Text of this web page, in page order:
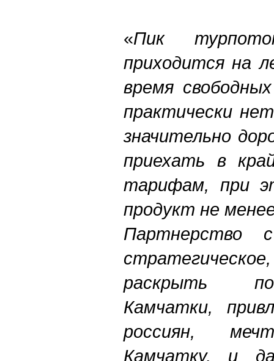
«Пик
приходится на
время
практически
значительно
приехать в
тарифам, при
продукт не
раскрыть
Камчатки,
россиян,
Камчатку, и